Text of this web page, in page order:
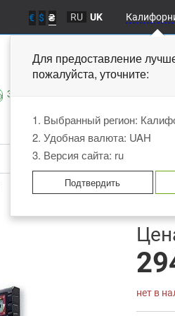
€ $ ₴ RU UK
Для предоставление
пожалуйста, уточните:
1. Выбранный регион:
2. Удобная валюта: UAH
3. Версия сайта: ru
Подтвердить
Заказать звонок
нет в